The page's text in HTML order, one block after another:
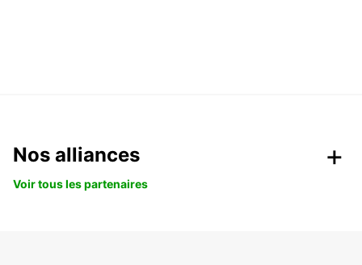
Nos alliances
Voir tous les partenaires